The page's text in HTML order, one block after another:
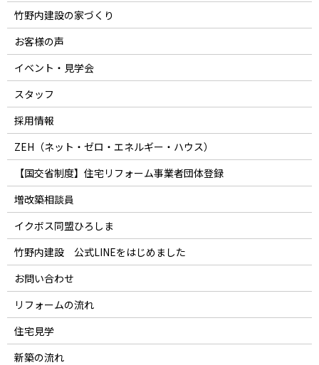
竹野内建設の家づくり
お客様の声
イベント・見学会
スタッフ
採用情報
ZEH（ネット・ゼロ・エネルギー・ハウス）
【国交省制度】住宅リフォーム事業者団体登録
増改築相談員
イクボス同盟ひろしま
竹野内建設 公式LINEをはじめました
お問い合わせ
リフォームの流れ
住宅見学
新築の流れ